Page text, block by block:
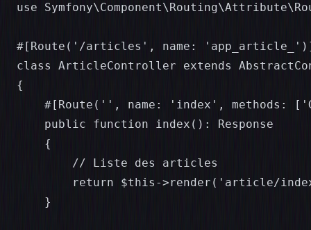
use
#[Route('/articles', name:
class ArticleController extends
{
#[Route('', name: 'index', methods:
    public function index(): Response
    {
        // Liste des articles
return $this->render('article/
    }